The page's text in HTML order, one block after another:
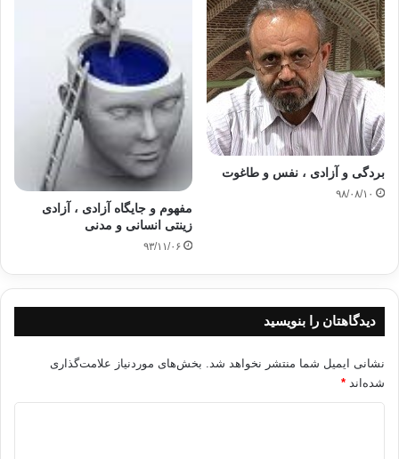
بردگی و آزادی ، نفس و طاغوت
۹۸/۰۸/۱۰
مفهوم و جایگاه آزادی ، آزادی
زینتی انسانی و مدنی
۹۳/۱۱/۰۶
دیدگاهتان را بنویسید
نشانی ایمیل شما منتشر نخواهد شد. بخش‌های موردنیاز علامت‌گذاری
شده‌اند *